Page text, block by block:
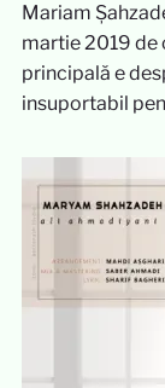
Mariam
martie 2019 de
principală e
insuportabil